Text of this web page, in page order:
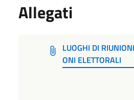
Allegati
LUOGHI DI
ONI ELETTORALI